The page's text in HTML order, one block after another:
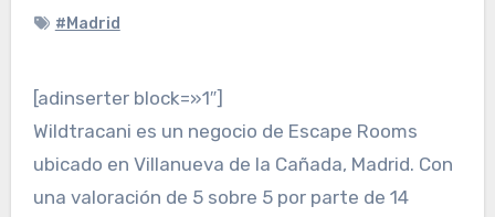
#Madrid
[adinserter block=»1″]
Wildtracani es un negocio de Escape Rooms
ubicado en Villanueva de la Cañada, Madrid. Con
una valoración de 5 sobre 5 por parte de 14